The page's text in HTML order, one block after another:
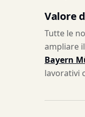
Valore
Tutte le
ampliare
Bayern
lavorativi